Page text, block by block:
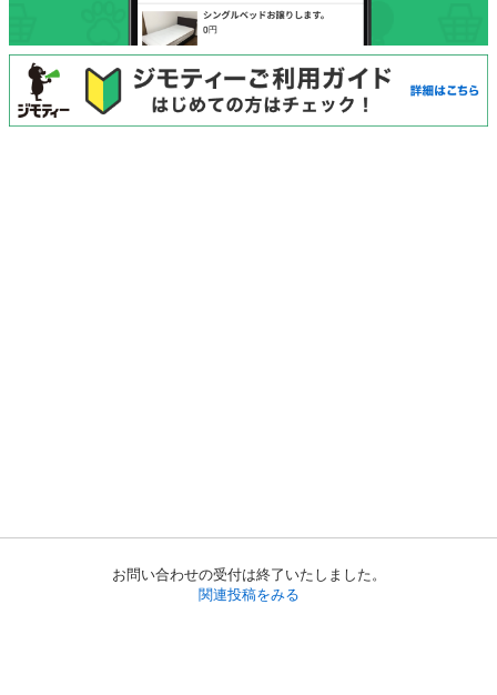
お問い合わせの受付は終了いたしました。
関連投稿をみる